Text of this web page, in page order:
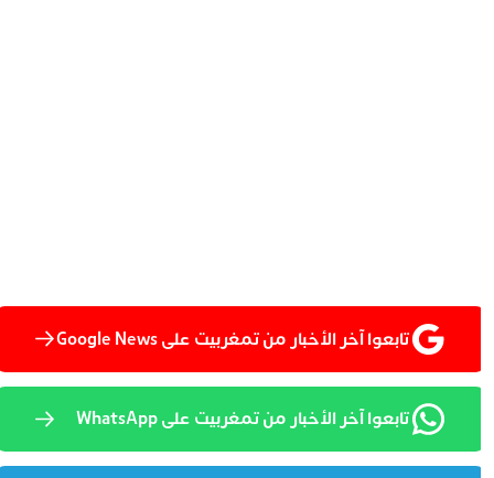
تابعوا آخر الأخبار من تمغربيت على Google News
تابعوا آخر الأخبار من تمغربيت على WhatsApp